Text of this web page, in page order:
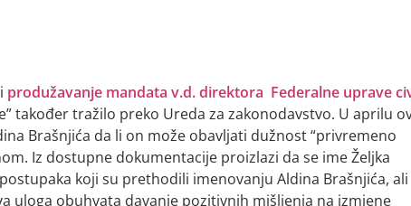
produžavanje mandata v.d. direktora Federalne uprave
također tražilo preko Ureda za zakonodavstvo. U aprilu
Brašnjića da li on može obavljati dužnost “privremeno
Iz dostupne dokumentacije proizlazi da se ime Željka
koji su prethodili imenovanju Aldina Brašnjića,
uloga obuhvata davanje pozitivnih mišljenja na izmjene